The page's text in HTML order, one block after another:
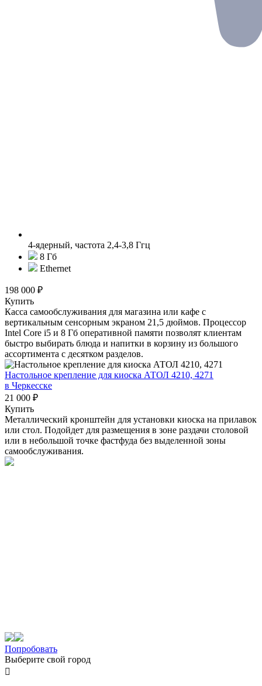
4-ядерный, частота 2,4-3,8 Ггц
8 Гб
Ethernet
198 000 ₽
Купить
Касса самообслуживания для магазина или кафе с
вертикальным сенсорным экраном 21,5 дюймов. Процессор
Intel Core i5 и 8 Гб оперативной памяти позволят клиентам
быстро выбирать блюда и напитки в корзину из большого
ассортимента с десятком разделов.
Настольное крепление для киоска АТОЛ 4210, 4271
в Черкесске
21 000 ₽
Купить
Металлический кронштейн для установки киоска на прилавок
или стол. Подойдет для размещения в зоне раздачи столовой
или в небольшой точке фастфуда без выделенной зоны
самообслуживания.
Попробовать
Выберите свой город
